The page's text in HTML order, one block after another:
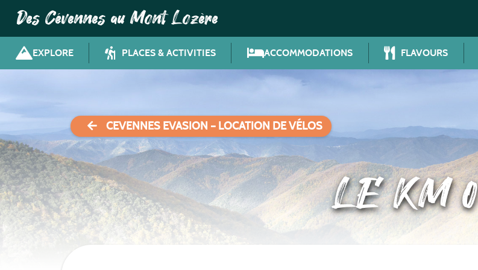
Des Cévennes au Mont Lozère
EXPLORE PLACES & ACTIVITIES ACCOMMODATIONS FLAVOURS
CEVENNES EVASION – LOCATION DE VÉLOS
LE KM 0